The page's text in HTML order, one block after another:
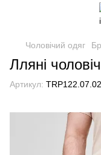
Чоловічий одяг
Лляні
Артикул: TRP122.07.02